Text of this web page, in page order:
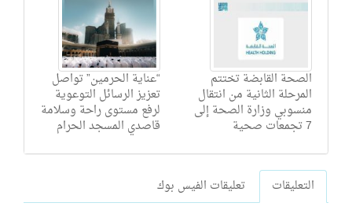
“عناية الحرمين” تواصل
تعزيز الرسائل التوعوية
لرفع مستوى راحة وسلامة
قاصدي المسجد الحرام
الصحة القابضة تختتم
المرحلة الثانية من انتقال
منسوبي وزارة الصحة إلى
7 تجمعات صحية
التعليقات تعليقات الفيس بوك